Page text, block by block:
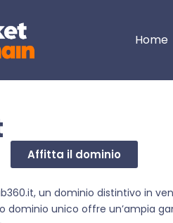
Home
Affitta il dominio
un dominio distintivo in
dominio unico offre un’ampia